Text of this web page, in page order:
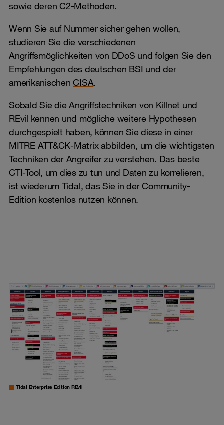
sowie deren C2-Methoden.
Wenn Sie auf Nummer sicher gehen wollen,
studieren Sie die verschiedenen
Angriffsmöglichkeiten von DDoS und folgen Sie den
Empfehlungen des deutschen BSI und der
amerikanischenCISA.
Sobald Sie die Angriffstechniken von Killnet und
REvil kennen und mögliche weitere Hypothesen
durchgespielt haben, können Sie diese in einer
MITRE ATT&CK-Matrix abbilden, um die wichtigsten
Techniken der Angreifer zu verstehen. Das beste
CTI-Tool, um dies zu tun und Daten zu korrelieren,
ist wiederum Tidal, das Sie in der Community-
Edition kostenlos nutzen können.
Tidal Enterprise Edition REvil